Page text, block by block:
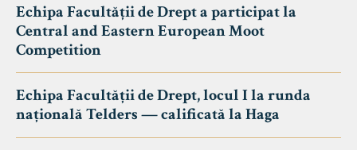
Echipa Facultății de Drept a participat la
Central and Eastern European Moot
Competition
Echipa Facultății de Drept, locul I la runda
națională Telders — calificată la Haga